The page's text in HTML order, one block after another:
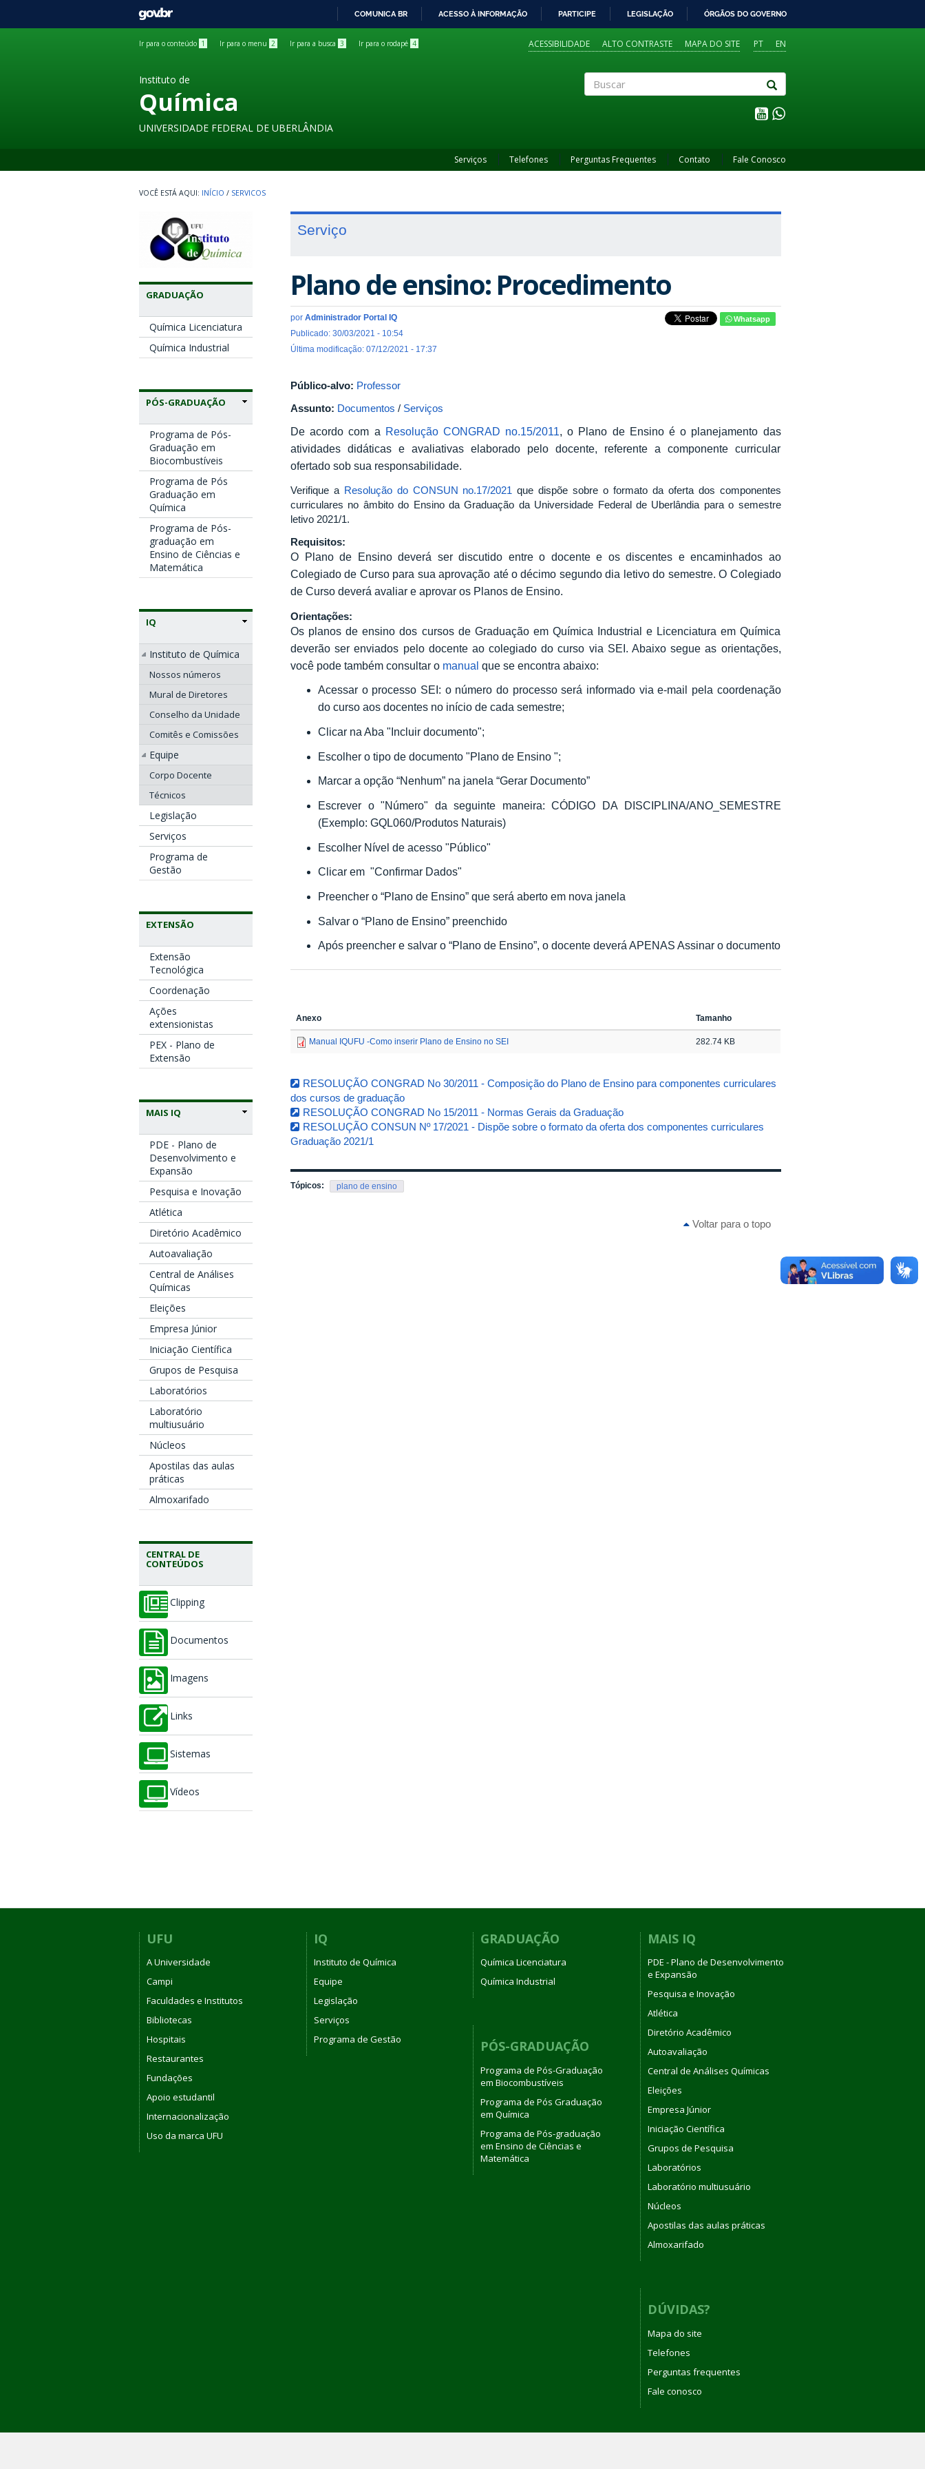
GOVBR
COMUNICA BR ACESSO À INFORMAÇÃO PARTICIPE LEGISLAÇÃO ÓRGÃOS DO GOVERNO
Ir para o conteúdo 1 Ir para o menu 2 Ir para a busca 3 Ir para o rodapé 4 PT EN
ACESSIBILIDADE ALTO CONTRASTE MAPA DO SITE
Instituto de
Química
UNIVERSIDADE FEDERAL DE UBERLÂNDIA
Serviços Telefones Perguntas Frequentes Contato Fale Conosco
INÍCIO / SERVICOS
GRADUAÇÃO
Química Licenciatura
Química Industrial
PÓS-GRADUAÇÃO
Programa de Pós-
Graduação em
Biocombustíveis
Programa de Pós
Graduação em
Química
Programa de Pós-
graduação em
Ensino de Ciências e
Matemática
IQ
Instituto de Química
Nossos números
Mural de Diretores
Conselho da Unidade
Comitês e Comissões
Equipe
Corpo Docente
Técnicos
Legislação
Serviços
Programa de
Gestão
EXTENSÃO
Extensão
Tecnológica
Coordenação
Ações
extensionistas
PEX - Plano de
Extensão
MAIS IQ
PDE - Plano de
Desenvolvimento e
Expansão
Pesquisa e Inovação
Atlética
Diretório Acadêmico
Autoavaliação
Central de Análises
Químicas
Eleições
Empresa Júnior
Iniciação Científica
Grupos de Pesquisa
Laboratórios
Laboratório
multiusuário
Núcleos
Apostilas das aulas
práticas
Almoxarifado
CENTRAL DE
CONTEÚDOS
Clipping
Documentos
Imagens
Links
Sistemas
Vídeos
Serviço
Plano de ensino: Procedimento
por Administrador Portal IQ
Publicado: 30/03/2021 - 10:54
Última modificação: 07/12/2021 - 17:37
Whatsapp
Público-alvo: Professor
Assunto: Documentos / Serviços
De acordo com a Resolução CONGRAD no.15/2011, o Plano de Ensino é o planejamento das
atividades didáticas e avaliativas elaborado pelo docente, referente a componente curricular
ofertado sob sua responsabilidade.
Verifique a Resolução do CONSUN no.17/2021 que dispõe sobre o formato da oferta dos componentes
curriculares no âmbito do Ensino da Graduação da Universidade Federal de Uberlândia para o semestre
letivo 2021/1.
Requisitos:
O Plano de Ensino deverá ser discutido entre o docente e os discentes e encaminhados ao
Colegiado de Curso para sua aprovação até o décimo segundo dia letivo do semestre. O Colegiado
de Curso deverá avaliar e aprovar os Planos de Ensino.
Orientações:
Os planos de ensino dos cursos de Graduação em Química Industrial e Licenciatura em Química
deverão ser enviados pelo docente ao colegiado do curso via SEI. Abaixo segue as orientações,
você pode também consultar o manual que se encontra abaixo:
Acessar o processo SEI: o número do processo será informado via e-mail pela coordenação
do curso aos docentes no início de cada semestre;
Clicar na Aba "Incluir documento";
Escolher o tipo de documento "Plano de Ensino ";
Marcar a opção “Nenhum” na janela “Gerar Documento”
Escrever o "Número" da seguinte maneira: CÓDIGO DA DISCIPLINA/ANO_SEMESTRE
(Exemplo: GQL060/Produtos Naturais)
Escolher Nível de acesso "Público"
Clicar em "Confirmar Dados"
Preencher o “Plano de Ensino” que será aberto em nova janela
Salvar o “Plano de Ensino” preenchido
Após preencher e salvar o “Plano de Ensino”, o docente deverá APENAS Assinar o documento
Anexo Tamanho
Manual IQUFU -Como inserir Plano de Ensino no SEI 282.74 KB
RESOLUÇÃO CONGRAD No 30/2011 - Composição do Plano de Ensino para componentes curriculares
dos cursos de graduação
RESOLUÇÃO CONGRAD No 15/2011 - Normas Gerais da Graduação
RESOLUÇÃO CONSUN Nº 17/2021 - Dispõe sobre o formato da oferta dos componentes curriculares
Graduação 2021/1
Tópicos: plano de ensino
Voltar para o topo
UFU
A Universidade
Campi
Faculdades e Institutos
Bibliotecas
Hospitais
Restaurantes
Fundações
Apoio estudantil
Internacionalização
Uso da marca UFU
IQ
Instituto de Química
Equipe
Legislação
Serviços
Programa de Gestão
GRADUAÇÃO
Química Licenciatura
Química Industrial
PÓS-GRADUAÇÃO
Programa de Pós-Graduação
em Biocombustíveis
Programa de Pós Graduação
em Química
Programa de Pós-graduação
em Ensino de Ciências e
Matemática
MAIS IQ
PDE - Plano de Desenvolvimento
e Expansão
Pesquisa e Inovação
Atlética
Diretório Acadêmico
Autoavaliação
Central de Análises Químicas
Eleições
Empresa Júnior
Iniciação Científica
Grupos de Pesquisa
Laboratórios
Laboratório multiusuário
Núcleos
Apostilas das aulas práticas
Almoxarifado
DÚVIDAS?
Mapa do site
Telefones
Perguntas frequentes
Fale conosco